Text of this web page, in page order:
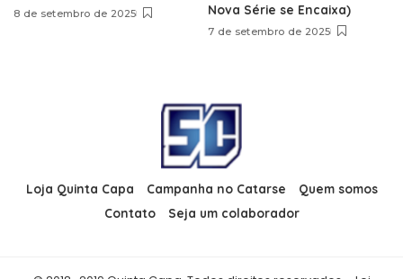
8 de setembro de 2025
Nova Série se Encaixa)
7 de setembro de 2025
Loja Quinta Capa Campanha no Catarse
Quem somos
Contato
Seja um colaborador